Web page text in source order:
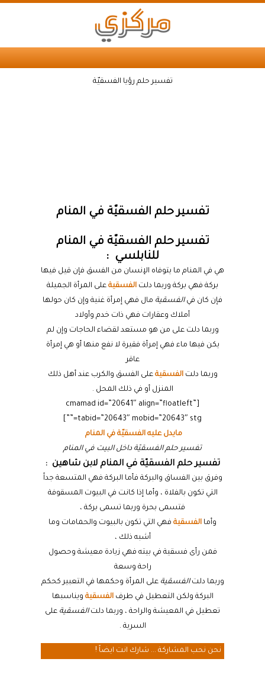
تفسير حلم رؤيا الفسقيّة
تفسير حلم الفسقيّة في المنام
تفسير حلم الفسقيّة في المنام
للنابلسي :
هي في المنام ما يتوفاه الإنسان من الفسق فإن قيل فيها
بركة فهي بركة وربما دلت الفسقية على المرأة الجميلة
فإن كان فيالفسقية مال فهي إمرأة غنية وإن كان حولها
أملاك وعقارات فهي ذات خدم وأولاد
وربما دلت على من هو مستعد لقضاء الحاجات وإن لم
يكن فيها ماء فهي إمرأة فقيرة لا نفع منها أو هي إمرأة
عاقر
وربما دلتالفسقية على الفسق والكرب عند أهل ذلك
المنزل أو في ذلك المحل .
[cmamad id=”20641″ align=”floatleft”
tabid=”20643″ mobid=”20643″ stg=””]
مايدل عليه الفسقيّة في المنام
تفسير حلم الفسقيّة داخل البيت في المنام
تفسير حلم الفسقيّة في المنام لابن شاهين :
وفرق بين الفساق والبركة فأما البركة فهي المتسعة جداً
التي تكون بالفلاة ، وأما إذا كانت في البيوت المسقوفة
فتسمى بحرة وربما تسمى بركة ،
وأما الفسقية فهي التي تكون بالبيوت والحمامات وما
أشبه ذلك ،
فمن رأى فسقية في بيته فهي زيادة معيشة وحصول
راحة وسعة
وربما دلتالفسقية على المرأة وحكمها في التعبير كحكم
البركة ولكن التعطيل في طرفالفسقية ويناسبها
تعطيل في المعيشة والراحة ، وربما دلتالفسقية على
السرية .
نحن نحب المشاركة ... شارك انت ايضاً !